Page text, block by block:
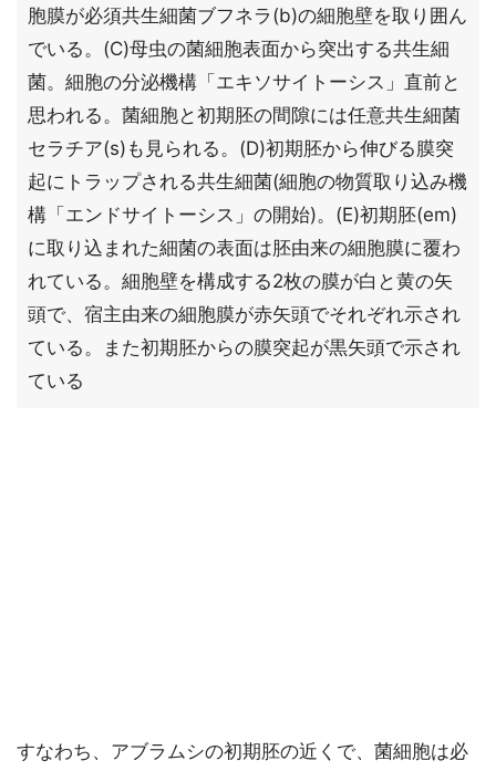
胞膜が必須共生細菌ブフネラ(b)の細胞壁を取り囲ん
でいる。(C)母虫の菌細胞表面から突出する共生細
菌。細胞の分泌機構「エキソサイトーシス」直前と
思われる。菌細胞と初期胚の間隙には任意共生細菌
セラチア(s)も見られる。(D)初期胚から伸びる膜突
起にトラップされる共生細菌(細胞の物質取り込み機
構「エンドサイトーシス」の開始)。(E)初期胚(em)
に取り込まれた細菌の表面は胚由来の細胞膜に覆わ
れている。細胞壁を構成する2枚の膜が白と黄の矢
頭で、宿主由来の細胞膜が赤矢頭でそれぞれ示され
ている。また初期胚からの膜突起が黒矢頭で示され
ている
すなわち、アブラムシの初期胚の近くで、菌細胞は必